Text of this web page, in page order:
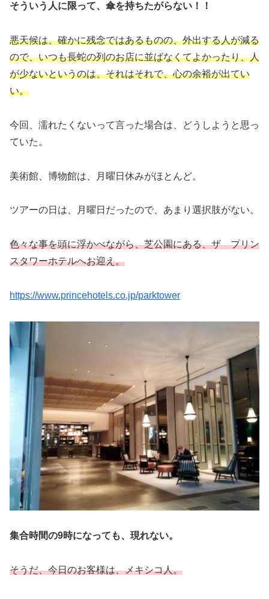
そういう人に限って、傘を持ちたがらない！！
悪天候は、確かに残念ではあるものの、外出する人が減る
ので、いつも長蛇の列のお店に並ばなくてよかったり、人
が少ないというのは、それはそれで、心の余裕が出てい
い。
今回、濡れたくないって言った場合は、どうしようと思っ
ていた。
美術館、博物館は、月曜日休みがほとんど。
ツアーの日は、月曜日だったので、あまり選択肢がない。
色々な事を頭に浮かべながら、芝公園にある、ザ プリン
スタワーホテルへお迎え。
https://www.princehotels.co.jp/parktower
集合時間の9時になっても、現れない。
そうだ、今日のお客様は、メキシコ人。